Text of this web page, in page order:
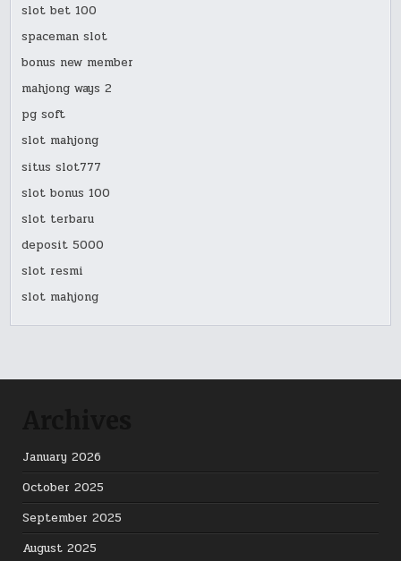
slot bet 100
spaceman slot
bonus new member
mahjong ways 2
pg soft
slot mahjong
situs slot777
slot bonus 100
slot terbaru
deposit 5000
slot resmi
slot mahjong
January 2026
October 2025
September 2025
August 2025